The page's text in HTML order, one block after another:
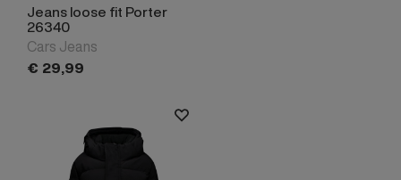
Jeans loose fit Porter
26340
Cars Jeans
€ 29,99